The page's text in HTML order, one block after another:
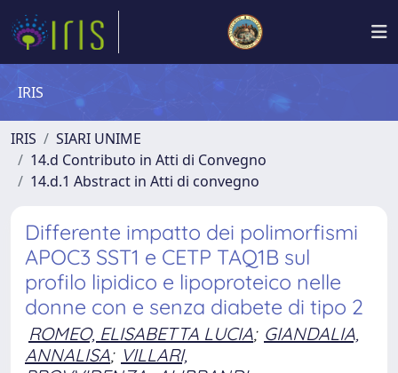
IRIS
IRIS
SIARI UNIME
14.d Contributo in Atti di Convegno
14.d.1 Abstract in Atti di convegno
Differente impatto dei polimorfismi
APOC3 SST1 e CETP TAQ1B sul
profilo lipidico e lipoproteico nelle
donne con e senza diabete di tipo 2
ROMEO, ELISABETTA LUCIA; GIANDALIA,
ANNALISA; VILLARI,